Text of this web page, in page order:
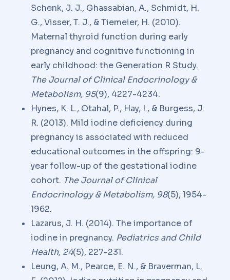
Schenk, J. J., Ghassabian, A., Schmidt, H.
G., Visser, T. J., & Tiemeier, H. (2010).
Maternal thyroid function during early
pregnancy and cognitive functioning in
early childhood: the Generation R Study.
The Journal of Clinical Endocrinology &
Metabolism, 95(9), 4227-4234.
Hynes, K. L., Otahal, P., Hay, I., & Burgess, J.
R. (2013). Mild iodine deficiency during
pregnancy is associated with reduced
educational outcomes in the offspring: 9-
year follow-up of the gestational iodine
cohort. The Journal of Clinical
Endocrinology & Metabolism, 98(5), 1954-
1962.
Lazarus, J. H. (2014). The importance of
iodine in pregnancy. Pediatrics and Child
Health, 24(5), 227-231.
Leung, A. M., Pearce, E. N., & Braverman, L.